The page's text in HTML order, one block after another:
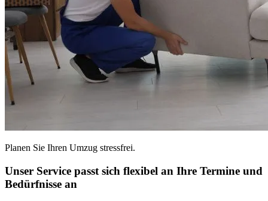
Planen Sie Ihren Umzug stressfrei.
Unser Service passt sich flexibel an Ihre Termine und
Bedürfnisse an